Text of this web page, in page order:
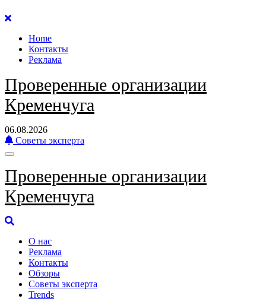
Перейти
содержанию
Home
Контакты
Реклама
Проверенные организации
Кременчуга
06.08.2026
Советы эксперта
Проверенные организации
Кременчуга
О нас
Реклама
Контакты
Обзоры
Советы эксперта
Trends